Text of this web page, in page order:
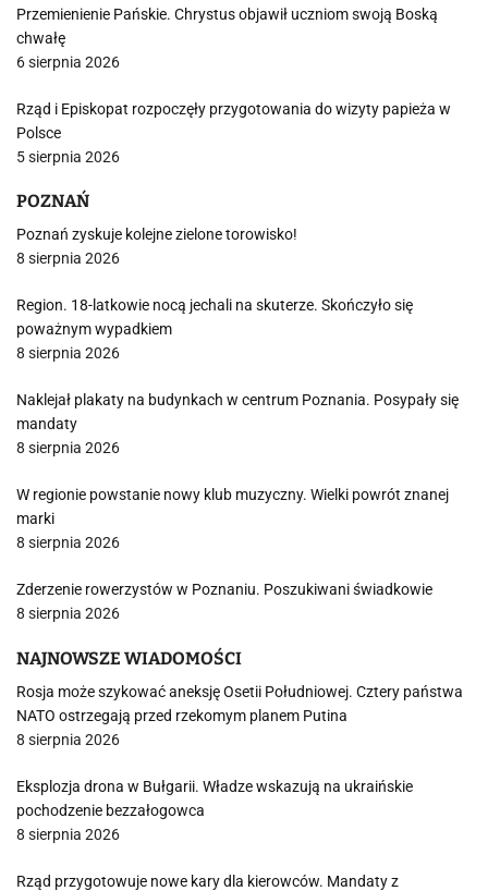
Przemienienie Pańskie. Chrystus objawił uczniom swoją Boską
chwałę
6 sierpnia 2026
Rząd i Episkopat rozpoczęły przygotowania do wizyty papieża w
Polsce
5 sierpnia 2026
POZNAŃ
Poznań zyskuje kolejne zielone torowisko!
8 sierpnia 2026
Region. 18-latkowie nocą jechali na skuterze. Skończyło się
poważnym wypadkiem
8 sierpnia 2026
Naklejał plakaty na budynkach w centrum Poznania. Posypały się
mandaty
8 sierpnia 2026
W regionie powstanie nowy klub muzyczny. Wielki powrót znanej
marki
8 sierpnia 2026
Zderzenie rowerzystów w Poznaniu. Poszukiwani świadkowie
8 sierpnia 2026
NAJNOWSZE WIADOMOŚCI
Rosja może szykować aneksję Osetii Południowej. Cztery państwa
NATO ostrzegają przed rzekomym planem Putina
8 sierpnia 2026
Eksplozja drona w Bułgarii. Władze wskazują na ukraińskie
pochodzenie bezzałogowca
8 sierpnia 2026
Rząd przygotowuje nowe kary dla kierowców. Mandaty z